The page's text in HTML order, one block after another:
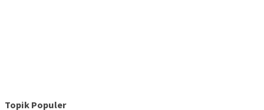
Topik Populer